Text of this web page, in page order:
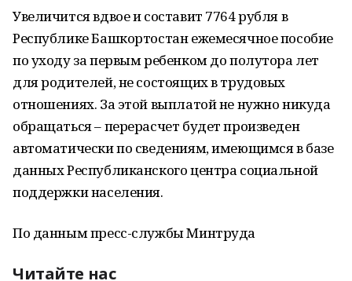
Увеличится вдвое и составит 7764 рубля в
Республике Башкортостан ежемесячное пособие
по уходу за первым ребенком до полутора лет
для родителей, не состоящих в трудовых
отношениях. За этой выплатой не нужно никуда
обращаться – перерасчет будет произведен
автоматически по сведениям, имеющимся в базе
данных Республиканского центра социальной
поддержки населения.
По данным пресс-службы Минтруда
Читайте нас